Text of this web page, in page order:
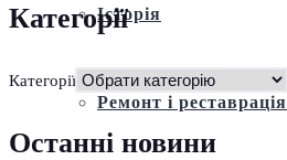
Історія
Ремонт і реставрація
Категорії
Категорії
Останні новини